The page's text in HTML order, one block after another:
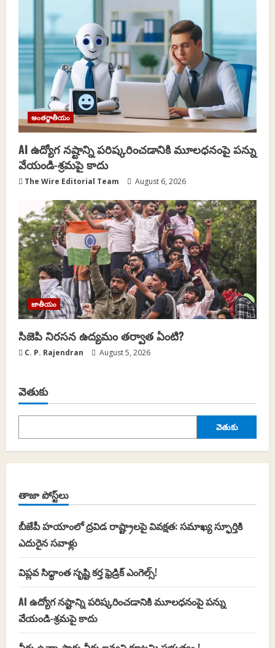
అంతర్జాతీయం
AI ఉద్యోగ నష్టాన్ని పరిష్కరించడానికి మూలధనంపై పన్ను
వేయండి-శ్రమపై కాదు
The Wire Editorial Team August 6, 2026
జాతీయం
సిజెపి నిరసన ఉద్యమం తర్వాత ఏంటి?
C. P. Rajendran August 5, 2026
వెతుకు
వెతుకు
తాజా పోస్ట్‌లు
బీజేపీ హయాంలో ద్రవిడ రాష్ట్రాలపై వివక్షత: సమాఖ్య స్ఫూర్తికి
ఎదురైన సవాళ్లు
విప్లవ సిధ్ధాంత సృష్టి కర్త ఫ్రెడ్రిక్ ఎంగెల్స్!
AI ఉద్యోగ నష్టాన్ని పరిష్కరించడానికి మూలధనంపై పన్ను
వేయండి-శ్రమపై కాదు